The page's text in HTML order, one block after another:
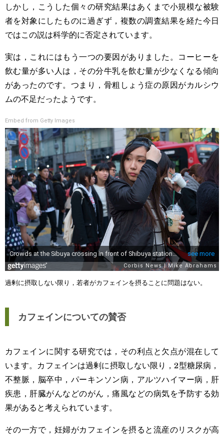
しかし，こうした個々の研究結果はあくまで小規模な被験
者を対象にしたものに過ぎず，複数の調査結果を経た今日
ではこの説は科学的に否定されています。
実は，これにはもう一つの要因がありました。コーヒーを
飲む量が多い人は，その分牛乳を飲む量が少なくなる傾向
があったのです。つまり，骨粗しょう症の原因がカルシウ
ムの不足だったようです。
Embed from Getty Images
過剰に摂取しない限り，若者がカフェインを摂ることに問題はない。
カフェインについての賛否
カフェインに関する研究では，その利点と欠点が混在して
います。カフェインは過剰に摂取しない限り，2型糖尿病，
不整脈，脳卒中，パーキンソン病，アルツハイマー病，肝
疾患，肝臓がんなどのがん，痛風などの病気を予防する効
果があると考えられています。
その一方で，妊婦がカフェインを摂ると流産のリスクが高